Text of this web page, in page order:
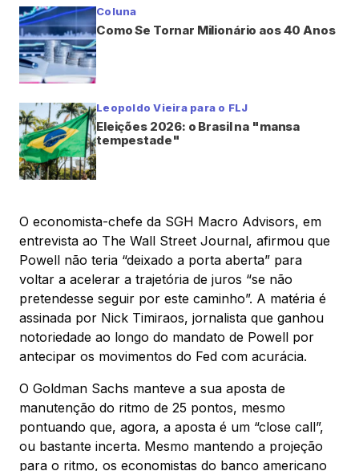
Coluna
Como Se Tornar Milionário aos 40 Anos
Leopoldo Vieira para o FLJ
Eleições 2026: o Brasil na "mansa
tempestade"
O economista-chefe da SGH Macro Advisors, em
entrevista ao The Wall Street Journal, afirmou que
Powell não teria “deixado a porta aberta” para
voltar a acelerar a trajetória de juros “se não
pretendesse seguir por este caminho”. A matéria é
assinada por Nick Timiraos, jornalista que ganhou
notoriedade ao longo do mandato de Powell por
antecipar os movimentos do Fed com acurácia.
O Goldman Sachs manteve a sua aposta de
manutenção do ritmo de 25 pontos, mesmo
pontuando que, agora, a aposta é um “close call”,
ou bastante incerta. Mesmo mantendo a projeção
para o ritmo, os economistas do banco americano